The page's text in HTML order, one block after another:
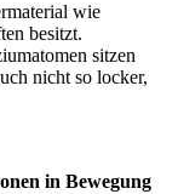
wie
besitzt.
sitzen
nicht so locker,
in Bewegung